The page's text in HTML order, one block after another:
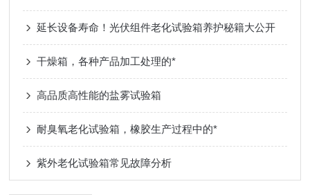
延长设备寿命！光伏组件老化试验箱养护秘籍大公开
干燥箱，各种产品加工处理的*
高品质高性能的盐雾试验箱
耐臭氧老化试验箱，橡胶生产过程中的*
紫外老化试验箱常见故障分析